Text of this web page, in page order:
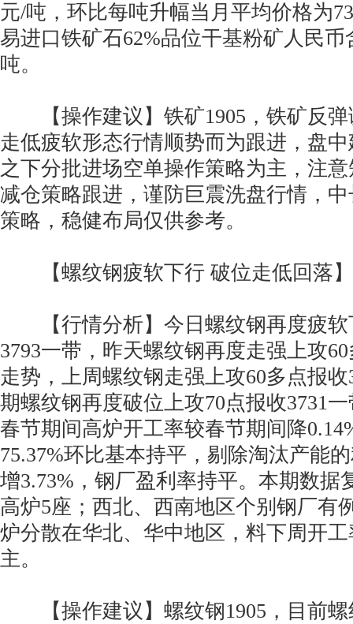
元/吨，环比每吨升幅当月平均价格为
易进口铁矿石62%品位干基粉矿人民币
吨。
【操作建议】铁矿1905，铁矿反弹
走低疲软形态行情顺势而为跟进，盘
之下分批进场空单操作策略为主，注
减仓策略跟进，谨防巨震洗盘行情，
策略，稳健布局仅供参考。
【螺纹钢疲软下行 破位走低回落】
【行情分析】今日螺纹钢再度疲软
3793一带，昨天螺纹钢再度走强上攻
走势，上周螺纹钢走强上攻60多点报
期螺纹钢再度破位上攻70点报收3731
春节期间高炉开工率较春节期间降
75.37%环比基本持平，剔除淘汰产能
增3.73%，钢厂盈利率持平。本期数据
高炉5座；西北、西南地区个别钢厂有
炉分散在华北、华中地区，料下周开
主。
【操作建议】螺纹钢1905，目前螺